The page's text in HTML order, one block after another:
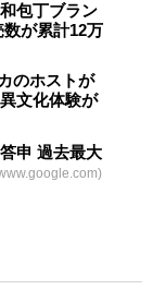
包丁ブラン
数が累計12万
のホストが
文化体験が
申 過去最大